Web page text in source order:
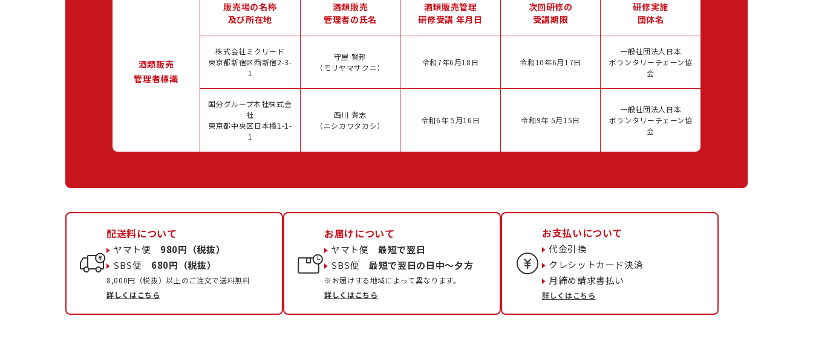
酒類販売
管理者標識
販売場の名称
及び所在地
酒類販売
管理者の氏名
酒類販売管理
研修受講 年月日
次回研修の
受講期限
研修実施
団体名
株式会社ミクリード
東京都新宿区西新宿2-3-
1
守屋 賢邦
（モリヤマサクニ）
令和7年6月18日 令和10年6月17日
一般社団法人日本
ボランタリーチェーン協
会
国分グループ本社株式会
社
東京都中央区日本橋1-1-
1
西川 貴志
（ニシカワタカシ）
令和6年 5月16日 令和9年 5月15日
一般社団法人日本
ボランタリーチェーン協
会
配送料について
ヤマト便 980円（税抜）
SBS便 680円（税抜）
8,000円（税抜）以上のご注文で送料無料
詳しくはこちら
お届けについて
ヤマト便最短で翌日
SBS便最短で翌日の日中〜夕方
※お届けする地域によって異なります。
詳しくはこちら
お支払いについて
代金引換
クレシットカード決済
月締め請求書払い
詳しくはこちら